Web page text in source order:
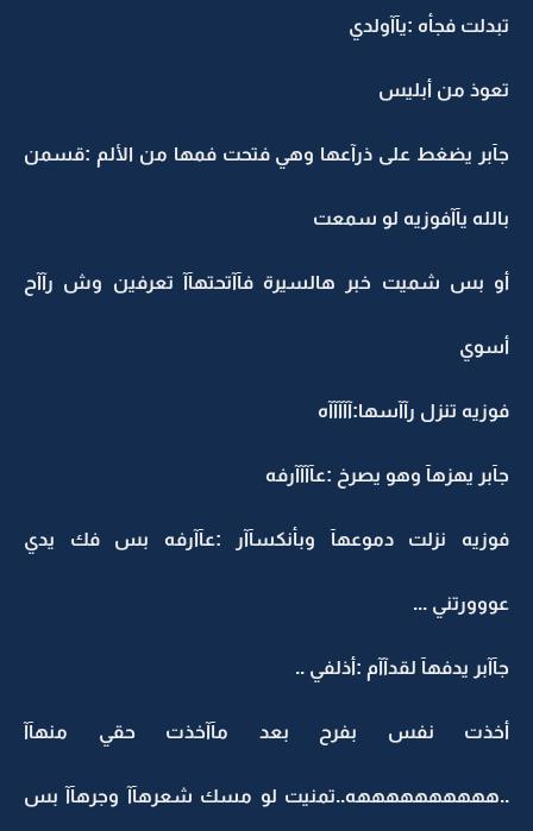
تبدلت فجأه :يآآولدي
تعوذ من أبليس
جآبر يضغط على ذرآعها وهي فتحت فمها من الألم :قسمن
بالله يآآفوزيه لو سمعت
أو بس شميت خبر هالسيرة فآآتحتهآآ تعرفين وش رآآح
أسوي
فوزيه تنزل رآآسها:آآآآآه
جآبر يهزهآ وهو يصرخ :عآآآآرفه
فوزيه نزلت دموعهآ وبأنكسآآر :عآآرفه بس فك يدي
عووورتني ...
جآآبر يدفهآ لقدآآم :أذلفي ..
أخذت نفس بفرح بعد مآآخذت حقي منهآآ
..ههههههههههه..تمنيت لو مسك شعرهآآ وجرهآآ بس